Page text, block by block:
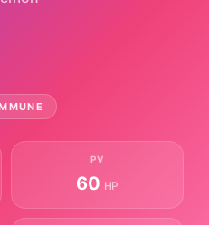
PV
60 HP